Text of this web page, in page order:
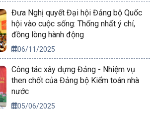
Đưa Nghị quyết Đại hội Đảng bộ Quốc
hội vào cuộc sống: Thống nhất ý chí,
đồng lòng hành động
06/11/2025
Công tác xây dựng Đảng - Nhiệm vụ
then chốt của Đảng bộ Kiểm toán nhà
nước
05/06/2025